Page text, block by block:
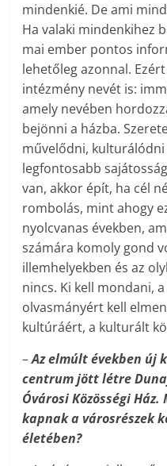
mindenkié. De ami
Ha valaki mindenkihez
mai ember pontos
lehetőleg azonnal.
intézmény nevét is:
amely nevében
bejönni a házba.
művelődni, kulturálódni
legfontosabb
van, akkor épít, ha cél
rombolás, mint ahogy
nyolcvanas években,
számára komoly gond
illemhelyekben és az
nincs. Ki kell mondani,
olvasmányért kell
kultúráért, a kulturált
–Az elmúlt években új
centrum jött létre
Óvárosi Közösségi
kapnak a városrészek
életében?